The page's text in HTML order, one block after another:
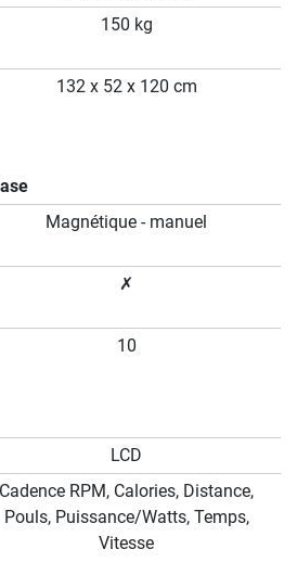
150 kg
132 x 52 x 120 cm
Magnétique - manuel
✗
10
LCD
Cadence RPM, Calories, Distance,
Pouls, Puissance/Watts, Temps,
Vitesse